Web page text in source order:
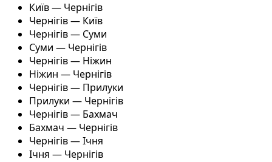
Київ — Чернігів
Чернігів — Київ
Чернігів — Суми
Суми — Чернігів
Чернігів — Ніжин
Ніжин — Чернігів
Чернігів — Прилуки
Прилуки — Чернігів
Чернігів — Бахмач
Бахмач — Чернігів
Чернігів — Ічня
Ічня — Чернігів